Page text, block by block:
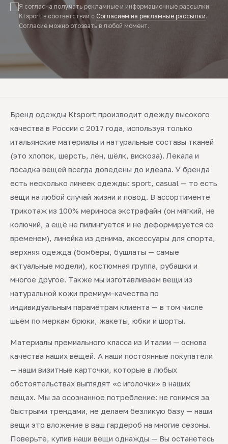
Я согласна получать рекламные и информационные рассылки
Ktsport в соответствии с Согласием на рекламные рассылки.
Согласие можно отозвать в любой момент.
Бренд одежды Ktsport производит одежду высокого
качества в России с 2017 года, используя только
итальянские материалы и натуральные составы тканей
(это хлопок, шерсть, лён, шёлк, вискоза). Лекала и
посадка вещей всегда доведены до идеала. У бренда
есть несколько линеек одежды: sport, casual — то есть
вещи на любой случай жизни и повод. В ассортименте
трикотаж из 100% мериноса экстрафайн (он мягкий, не
колючий, а ещё не пилингуется и не деформируется со
временем), линейка из денима, аксессуары для спорта,
верхняя одежда (бомберы, бушлаты — самые
актуальные модели), костюмная группа, рубашки и
многое другое. Также мы изготавливаем вещи из
натуральной кожи премиум-качества по
индивидуальным параметрам клиента — в том числе
шьём по меркам брюки, жакеты, юбки и шорты.
Материалы премиального класса из Италии — основа
качества наших вещей. А наши постоянные покупатели
— наши визитные карточки, которые в любых
обстоятельствах выглядят «с иголочки» в наших
вещах. Мы за осознанное потребление: не гонимся за
быстрыми трендами, не делаем безликую базу — наши
вещи это вложение в ваш гардероб на многие сезоны.
Поверьте, купив наши вещи однажды — Вы останетесь